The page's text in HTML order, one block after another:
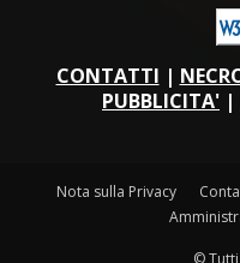
CONTATTI |
PUBBLICITA' |
Nota sulla Privacy